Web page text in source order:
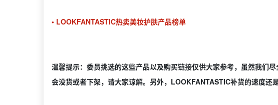
• LOOKFANTASTIC热卖美妆护肤产品榜单
温馨提示：委员挑选的这些产品以及购买链接仅供大家参考，虽然我们
会没货或者下架，请大家谅解。另外，LOOKFANTASTIC补货的速度还